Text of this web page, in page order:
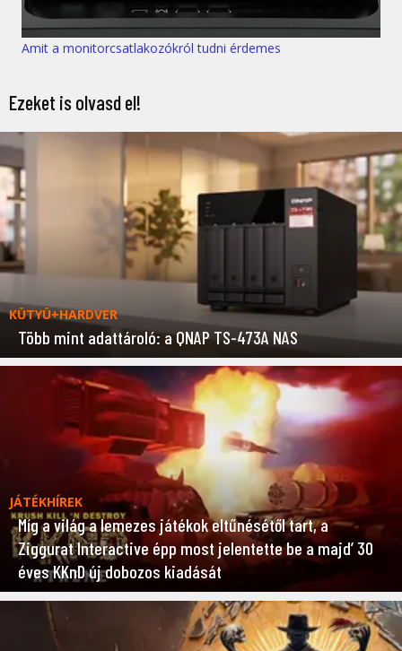
Amit a monitorcsatlakozókról tudni érdemes
Ezeket is olvasd el!
KÜTYÜ+HARDVER
Több mint adattároló: a QNAP TS-473A NAS
JÁTÉKHÍREK
Míg a világ a lemezes játékok eltűnésétől tart, a
Ziggurat Interactive épp most jelentette be a majd’ 30
éves KKnD új dobozos kiadását